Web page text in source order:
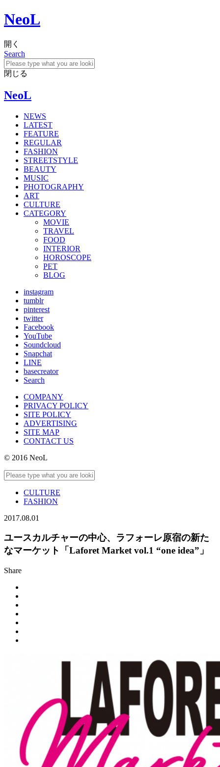
NeoL
開く
Search
閉じる
NeoL
NEWS
LATEST
FEATURE
REGULAR
FASHION
STREETSTYLE
BEAUTY
MUSIC
PHOTOGRAPHY
ART
CULTURE
CATEGORY
MOVIE
TRAVEL
FOOD
INTERIOR
HOROSCOPE
PET
BLOG
instagram
tumblr
pinterest
twitter
Facebook
YouTube
Soundcloud
Snapchat
LINE
basecreator
Search
COMPANY
PRIVACY POLICY
SITE POLICY
ADVERTISING
SITE MAP
CONTACT US
© 2016 NeoL
CULTURE
FASHION
2017.08.01
ユースカルチャーの中心、ラフォーレ原宿の新た
なマーケット「Laforet Market vol.1 “one idea”」
Share